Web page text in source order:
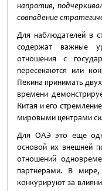
напротив,
совпадение
Для наблюдателей в
содержат важные
отношения с
пересекаются или
Пекина принимать
времени
Китая и его
мировыми центрами
Для ОАЭ это еще
основой их внешней
отношений
партнерами. В
конкурируют за